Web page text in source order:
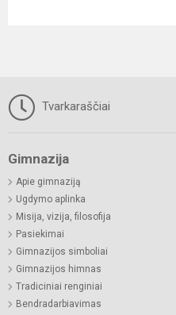
Tvarkaraščiai
Gimnazija
Apie gimnaziją
Ugdymo aplinka
Misija, vizija, filosofija
Pasiekimai
Gimnazijos simboliai
Gimnazijos himnas
Tradiciniai renginiai
Bendradarbiavimas